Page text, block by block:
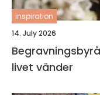
inspiration
14. July 2026
livet vänder